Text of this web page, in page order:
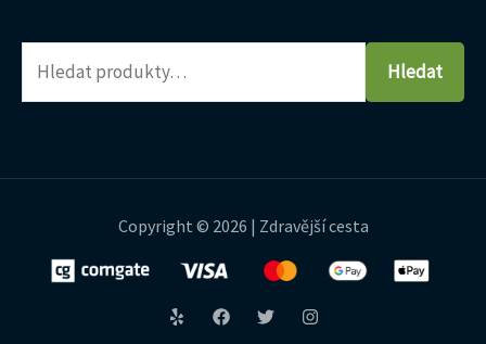
Hledat
Copyright © 2026 | Zdravější cesta